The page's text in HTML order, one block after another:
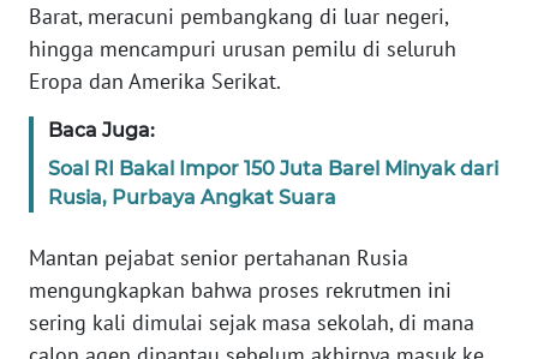
Barat, meracuni pembangkang di luar negeri,
hingga mencampuri urusan pemilu di seluruh
Eropa dan Amerika Serikat.
Baca Juga:
Soal RI Bakal Impor 150 Juta Barel Minyak dari
Rusia, Purbaya Angkat Suara
Mantan pejabat senior pertahanan Rusia
mengungkapkan bahwa proses rekrutmen ini
sering kali dimulai sejak masa sekolah, di mana
WN
BANTEN
WN
NTT
KEPRI
WN